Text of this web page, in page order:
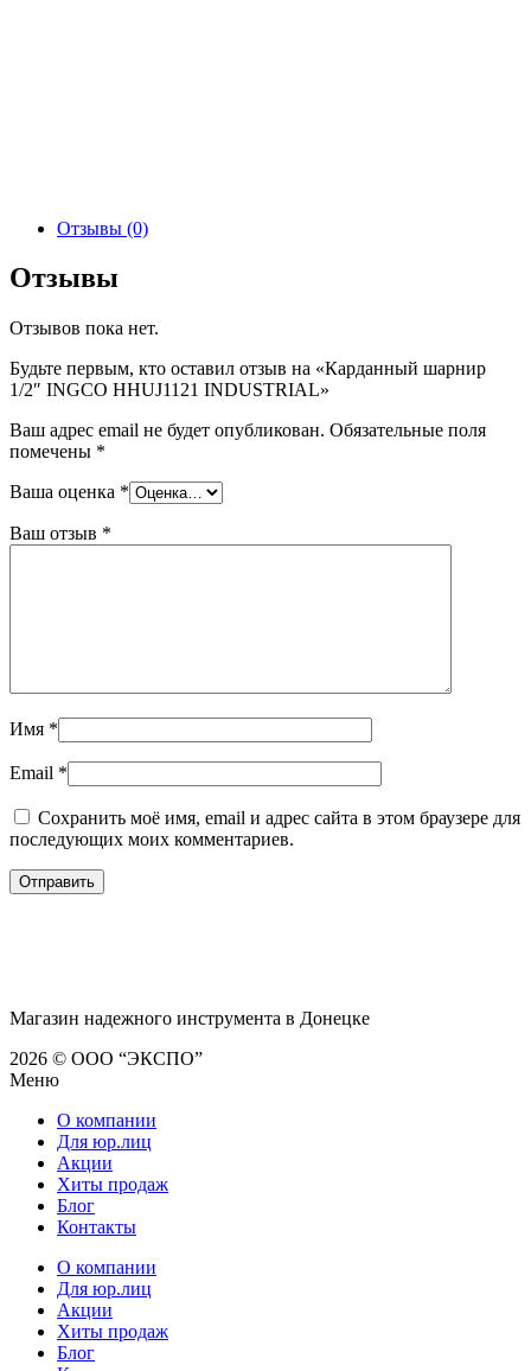
Отзывы (0)
Отзывы
Отзывов пока нет.
Будьте первым, кто оставил отзыв на «Карданный шарнир
1/2″ INGCO HHUJ1121 INDUSTRIAL»
Ваш адрес email не будет опубликован. Обязательные поля
помечены *
Ваша оценка *
Ваш отзыв *
Имя *
Email *
Сохранить моё имя, email и адрес сайта в этом браузере для
последующих моих комментариев.
Магазин надежного инструмента в Донецке
2026 © ООО “ЭКСПО”
Меню
О компании
Для юр.лиц
Акции
Хиты продаж
Блог
Контакты
О компании
Для юр.лиц
Акции
Хиты продаж
Блог